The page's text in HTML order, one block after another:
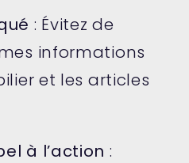
: Évitez de
informations
et les articles
à l’action :